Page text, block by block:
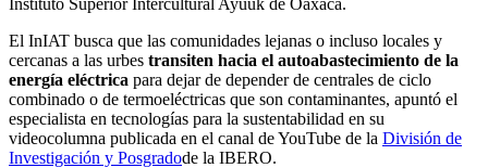
El InIAT busca que las comunidades lejanas o incluso locales y
cercanas a las urbes transiten hacia el autoabastecimiento de la
energía eléctrica para dejar de depender de centrales de ciclo
combinado o de termoeléctricas que son contaminantes, apuntó el
especialista en tecnologías para la sustentabilidad en su
videocolumna publicada en el canal de YouTube de la División de
Investigación y Posgradode la IBERO.